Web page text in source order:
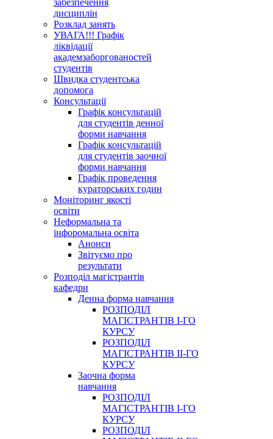
забезпечення
дисциплін
Розклад занять
УВАГА!!! Графік
ліквідації
академзаборгованостей
студентів
Швидка студентська
допомога
Консультації
Графік консультацій
для студентів денної
форми навчання
Графік консультацій
для студентів заочної
форми навчання
Графік проведення
кураторських годин
Моніторинг якості
освіти
Неформальна та
інфоромальна освіта
Анонси
Звітуємо про
результати
Розподіл магістрантів
кафедри
Денна форма навчання
РОЗПОДІЛ
МАГІСТРАНТІВ І-ГО
КУРСУ
РОЗПОДІЛ
МАГІСТРАНТІВ ІІ-ГО
КУРСУ
Заочна форма
навчання
РОЗПОДІЛ
МАГІСТРАНТІВ І-ГО
КУРСУ
РОЗПОДІЛ